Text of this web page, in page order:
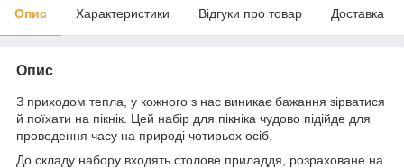
Опис Характеристики Відгуки про товар Доставка
Опис
З приходом тепла, у кожного з нас виникає бажання зірватися
й поїхати на пікнік. Цей набір для пікніка чудово підійде для
проведення часу на природі чотирьох осіб.
До складу набору входять столове приладдя, розраховане на